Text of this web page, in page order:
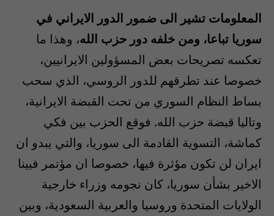
المعلومات تشير الى ضمور الدور الايراني في
سوريا تباعا، ومن خلفه دور حزب الله، وهذا ما
تعكسه تصريحات بعض المسؤولين الايرانيين،
خصوصا عند تطرقهم للدور الروسي، الذي سحب
بساط النظام السوري من تحت القبضة الايرانية،
وتاليا قبضة حزب الله. فوقع الحزب بين فكي
كماشة، التسوية القادمة الى سوريا، والتي يبدو ان
ايران لن تكون مؤثرة فيها، خصوصا ان مؤتمر فيينا
الاخير بشأن سوريا، كان نجومه وزراء خارجية
الولايات المتحدة وروسيا والعربية السعودية، وبين